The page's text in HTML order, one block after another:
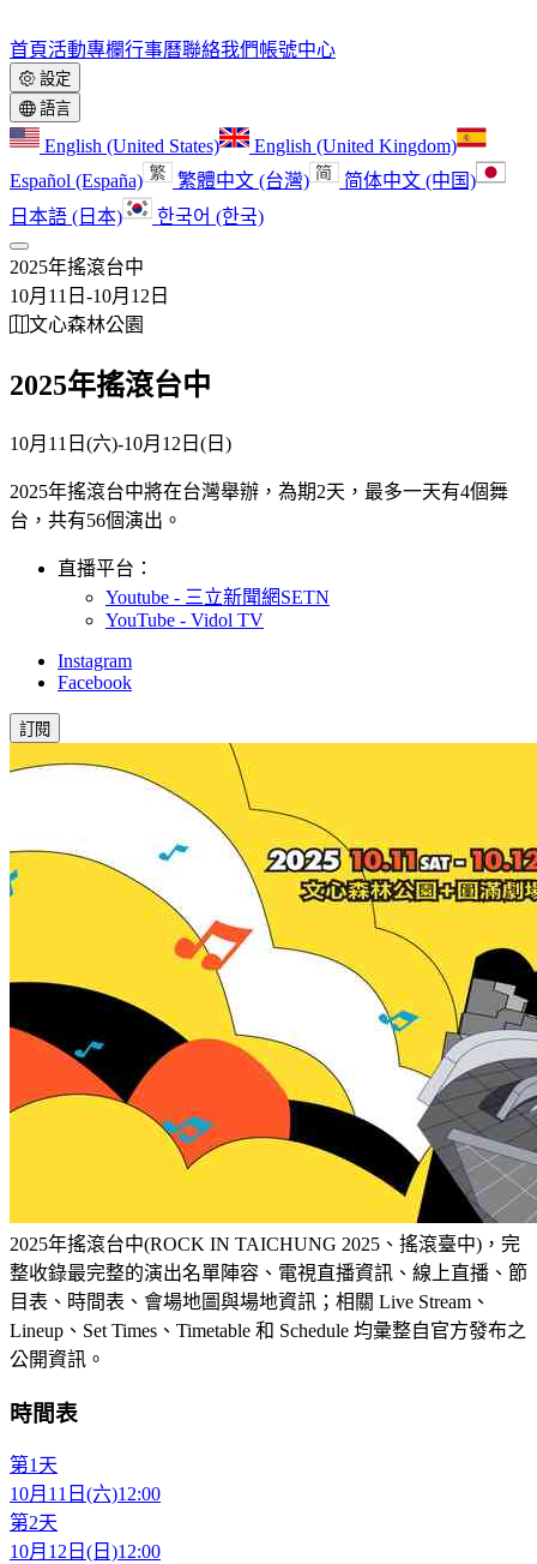
首頁活動專欄行事曆聯絡我們帳號中心
設定
語言
English (United States)
English (United Kingdom)
Español (España)
繁體中文 (台灣)
简体中文 (中国)
日本語 (日本)
한국어 (한국)
2025年搖滾台中
10月11日 -10月12日
文心森林公園
2025年搖滾台中
10月11日(六)-10月12日(日)
2025年搖滾台中將在台灣舉辦，為期2天，最多一天有4個舞
台，共有56個演出。
直播平台：
Youtube - 三立新聞網SETN
YouTube - Vidol TV
Instagram
Facebook
訂閱
2025年搖滾台中(ROCK IN TAICHUNG 2025、搖滾臺中)，完
整收錄最完整的演出名單陣容、電視直播資訊、線上直播、節
目表、時間表、會場地圖與場地資訊；相關 Live Stream、
Lineup、Set Times、Timetable 和 Schedule 均彙整自官方發布之
公開資訊。
時間表
第1天
10月11日(六)12:00
第2天
10月12日(日)12:00